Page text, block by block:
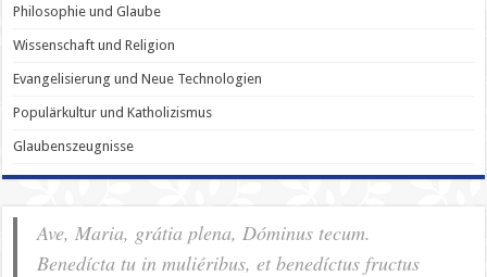
Philosophie und Glaube
Wissenschaft und Religion
Evangelisierung und Neue Technologien
Populärkultur und Katholizismus
Glaubenszeugnisse
Ave, Maria, grátia plena, Dóminus tecum.
Benedícta tu in muliéribus, et benedíctus fructus